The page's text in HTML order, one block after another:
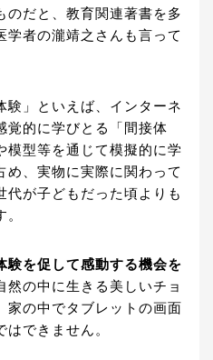
のだと、教育関連著書を多
学者の瀧靖之さんも言って
験」といえば、インターネ
覚的に学びとる「間接体
模型等を通じて模擬的に学
め、実物に実際に関わって
代が子どもだった頃よりも
験を促して感動する機会を
然の中に生きる美しいチョ
家の中でタブレットの画面
できません。